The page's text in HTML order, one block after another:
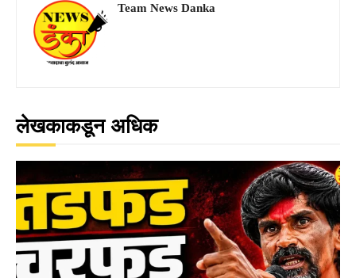
Team News Danka
लेखकाकडून अधिक